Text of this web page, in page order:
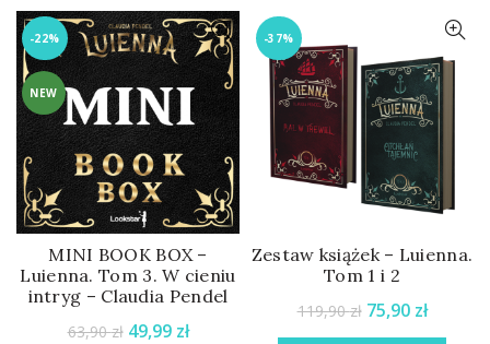
-22%
NEW
MINI BOOK BOX –
Luienna. Tom 3. W cieniu
intryg – Claudia Pendel
63,90zł 49,99 zł
-37%
Zestaw książek – Luienna.
Tom 1 i 2
119,90zł 75,90 zł